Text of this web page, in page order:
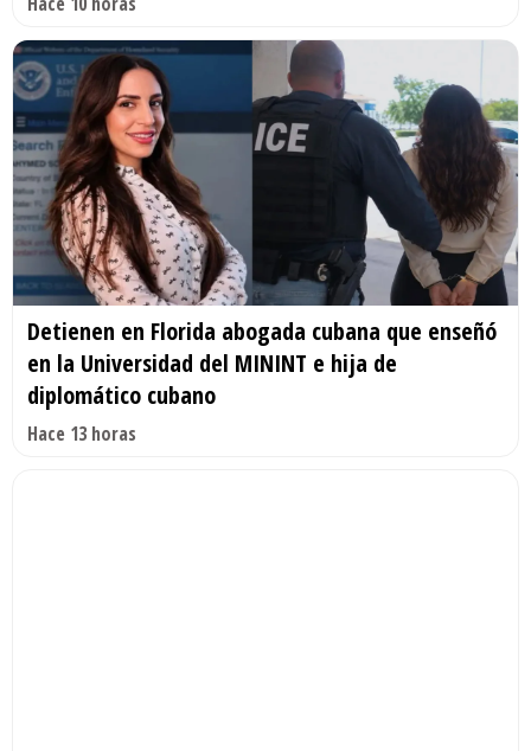
Detienen en Florida abogada cubana que enseñó
en la Universidad del MININT e hija de
diplomático cubano
Hace 13 horas